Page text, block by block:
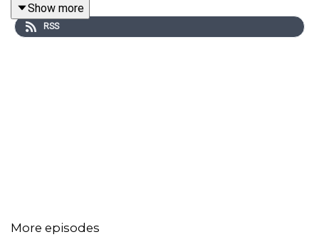
Show more
RSS
More episodes